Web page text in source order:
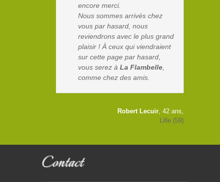
encore merci.
Nous sommes arrivés chez
vous par hasard, nous
reviendrons avec le plus grand
plaisir ! À ceux qui viendraient
sur cette page par hasard,
vous serez à La Flambelle,
comme chez des amis.
Robert Lecuir , 42 ans,
Lille (59)
Contact